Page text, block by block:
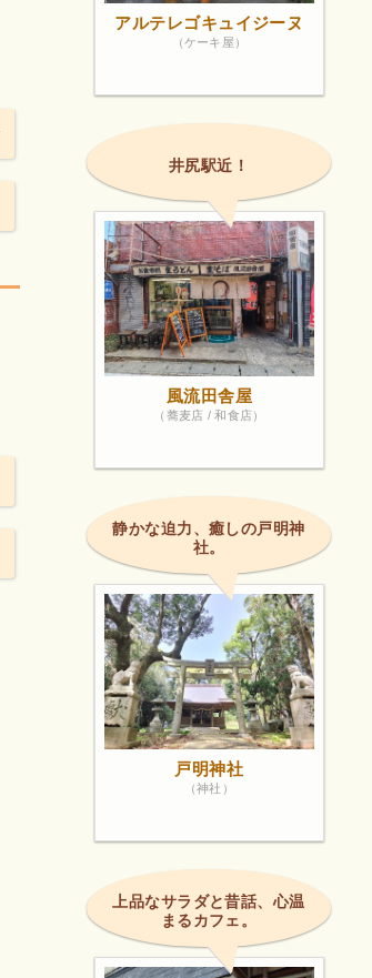
アルテレゴキュイジーヌ
（ケーキ屋）
井尻駅近！
風流田舎屋
（蕎麦店 / 和食店）
静かな迫力、癒しの戸明神
社。
戸明神社
（神社）
上品なサラダと昔話、心温
まるカフェ。